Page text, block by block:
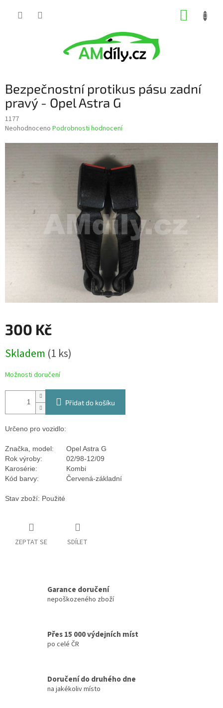
Bezpečnostní protikus pásu zadní
pravý - Opel Astra G
1177
Průměrné
Neohodnoceno Podrobnosti hodnocení
300 Kč
cena:
Skladem (1 ks)
Možnosti doručení
Přidat do košíku
Určeno pro vozidlo:
Značka, model:
Opel Astra G
Rok výroby:
02/98-12/09
Karosérie:
Kombi
Kód barvy:
Červená-základní
Stav zboží: Použité
ZEPTAT SE SDÍLET
Garance doručení
nepoškozeného zboží
Přes 15 000 výdejních míst
po celé ČR
Doručení do druhého dne
na jakékoliv místo